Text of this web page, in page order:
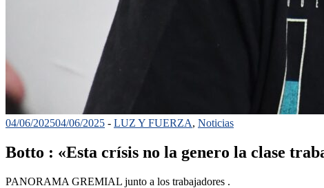
04/06/202504/06/2025 - LUZ Y FUERZA, Noticias
Botto : «Esta crísis no la genero la clase
PANORAMA GREMIAL junto a los trabajadores .